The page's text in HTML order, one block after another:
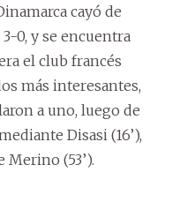
cayó de
0, y se encuentra
el club francés
más interesantes,
a uno, luego de
Disasi (16’),
(53’).